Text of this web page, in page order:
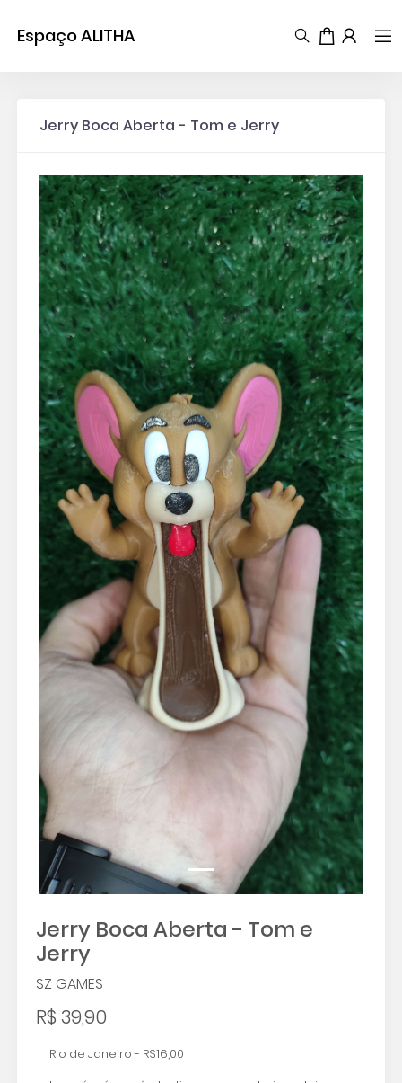
Espaço ALITHA
Jerry Boca Aberta - Tom e Jerry
Jerry Boca Aberta - Tom e
Jerry
SZ GAMES
R$ 39,90
Rio de Janeiro - R$16,00